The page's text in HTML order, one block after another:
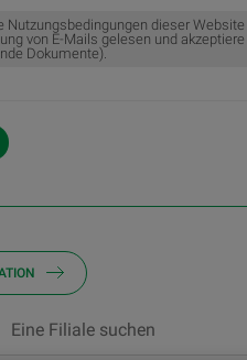
Nutzungsbedingungen dieser
von E-Mails gelesen und
Dokumente).
Eine Filiale suchen